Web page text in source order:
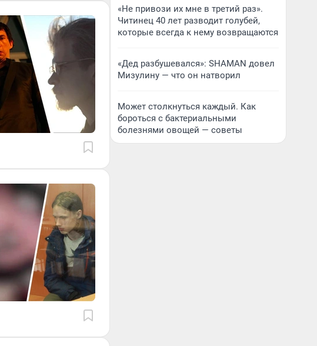
«Не привози их мне в третий раз».
Читинец 40 лет разводит голубей,
которые всегда к нему возвращаются
«Дед разбушевался»: SHAMAN довел
Мизулину — что он натворил
Может столкнуться каждый. Как
бороться с бактериальными
болезнями овощей — советы